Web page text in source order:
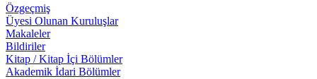
Özgeçmiş
Üyesi Olunan Kuruluşlar
Makaleler
Bildiriler
Kitap / Kitap İçi Bölümler
Akademik İdari Bölümler